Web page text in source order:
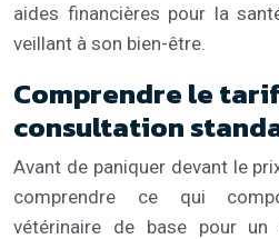
aides financières pour la
veillant à son bien-être.
Comprendre le tarif
consultation
Avant de paniquer devant le
comprendre ce qui
vétérinaire de base pour un